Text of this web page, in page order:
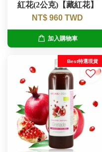
紅花(2公克)【藏紅花】
NT$ 960 TWD
加入購物車
Best特選現貨